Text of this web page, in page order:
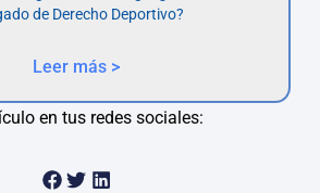
de Derecho Deportivo?
Leer más >
en tus redes sociales: